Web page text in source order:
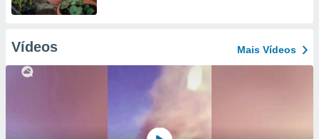
Vídeos Mais Vídeos